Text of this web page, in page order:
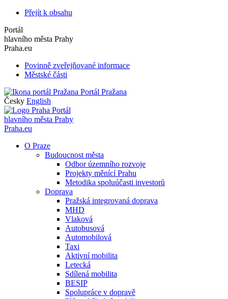
Přejít k obsahu
Portál
hlavního města Prahy
Praha.eu
Povinně zveřejňované informace
Městské části
Portál Pražana
Česky English
Portál
hlavního města Prahy
Praha.eu
O Praze
Budoucnost města
Odbor územního rozvoje
Projekty měnící Prahu
Metodika spoluúčasti investorů
Doprava
Pražská integrovaná doprava
MHD
Vlaková
Autobusová
Automobilová
Taxi
Aktivní mobilita
Letecká
Sdílená mobilita
BESIP
Spolupráce v dopravě